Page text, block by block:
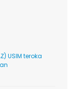
USIM teroka